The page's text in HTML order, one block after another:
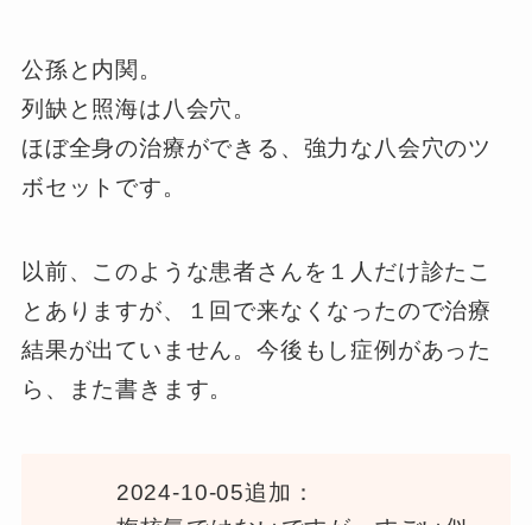
公孫と内関。
列缺と照海は八会穴。
ほぼ全身の治療ができる、強力な八会穴のツ
ボセットです。
以前、このような患者さんを１人だけ診たこ
とありますが、１回で来なくなったので治療
結果が出ていません。今後もし症例があった
ら、また書きます。
2024-10-05追加：